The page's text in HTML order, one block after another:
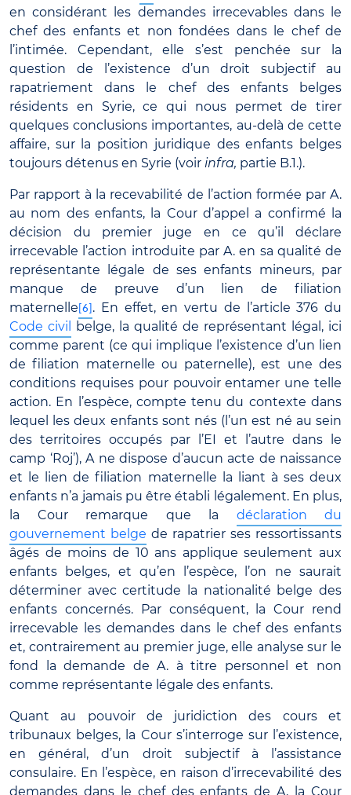
en considérant les demandes irrecevables dans le
chef des enfants et non fondées dans le chef de
l’intimée. Cependant, elle s’est penchée sur la
question de l’existence d’un droit subjectif au
rapatriement dans le chef des enfants belges
résidents en Syrie, ce qui nous permet de tirer
quelques conclusions importantes, au-delà de cette
affaire, sur la position juridique des enfants belges
toujours détenus en Syrie (voir infra, partie B.1.).
Par rapport à la recevabilité de l’action formée par A.
au nom des enfants, la Cour d’appel a confirmé la
décision du premier juge en ce qu’il déclare
irrecevable l’action introduite par A. en sa qualité de
représentante légale de ses enfants mineurs, par
manque de preuve d’un lien de filiation
maternelle [6] . En effet, en vertu de l’article 376 du
Code civil
belge, la qualité de représentant légal, ici
comme parent (ce qui implique l’existence d’un lien
de filiation maternelle ou paternelle), est une des
conditions requises pour pouvoir entamer une telle
action. En l’espèce, compte tenu du contexte dans
lequel les deux enfants sont nés (l’un est né au sein
des territoires occupés par l’EI et l’autre dans le
camp ‘Roj’), A ne dispose d’aucun acte de naissance
et le lien de filiation maternelle la liant à ses deux
enfants n’a jamais pu être établi légalement. En plus,
la Cour remarque que la déclaration du
gouvernement belge de rapatrier ses ressortissants
âgés de moins de 10 ans applique seulement aux
enfants belges, et qu’en l’espèce, l’on ne saurait
déterminer avec certitude la nationalité belge des
enfants concernés. Par conséquent, la Cour rend
irrecevable les demandes dans le chef des enfants
et, contrairement au premier juge, elle analyse sur le
fond la demande de A. à titre personnel et non
comme représentante légale des enfants.
Quant au pouvoir de juridiction des cours et
tribunaux belges, la Cour s’interroge sur l’existence,
en général, d’un droit subjectif à l’assistance
consulaire. En l’espèce, en raison d’irrecevabilité des
demandes dans le chef des enfants de A, la Cour